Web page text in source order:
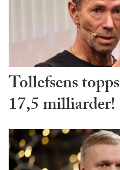
Tollefsens
17,5 milliarder!